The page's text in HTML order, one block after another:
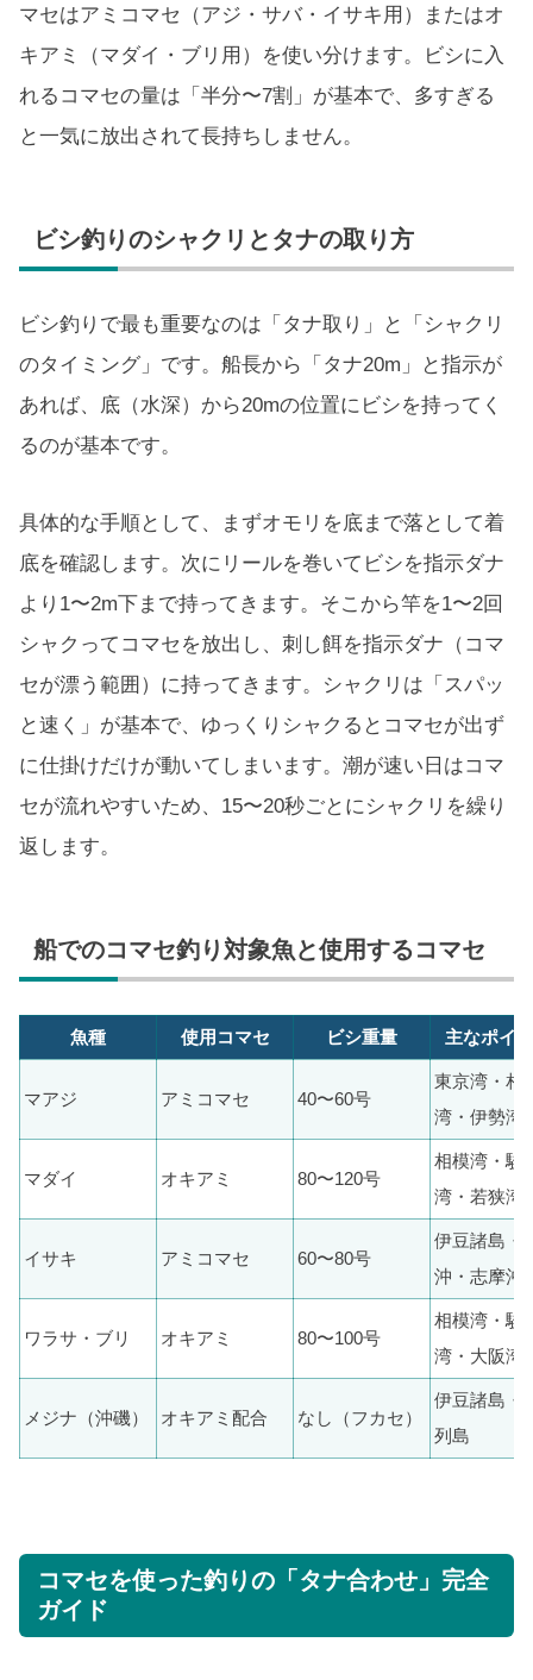
マセはアミコマセ（アジ・サバ・イサキ用）またはオ
キアミ（マダイ・ブリ用）を使い分けます。ビシに入
れるコマセの量は「半分〜7割」が基本で、多すぎる
と一気に放出されて長持ちしません。
ビシ釣りのシャクリとタナの取り方
ビシ釣りで最も重要なのは「タナ取り」と「シャクリ
のタイミング」です。船長から「タナ20m」と指示が
あれば、底（水深）から20mの位置にビシを持ってく
るのが基本です。
具体的な手順として、まずオモリを底まで落として着
底を確認します。次にリールを巻いてビシを指示ダナ
より1〜2m下まで持ってきます。そこから竿を1〜2回
シャクってコマセを放出し、刺し餌を指示ダナ（コマ
セが漂う範囲）に持ってきます。シャクリは「スパッ
と速く」が基本で、ゆっくりシャクるとコマセが出ず
に仕掛けだけが動いてしまいます。潮が速い日はコマ
セが流れやすいため、15〜20秒ごとにシャクリを繰り
返します。
船でのコマセ釣り対象魚と使用するコマセ
魚種 使用コマセ ビシ重量 主なポイ
マアジ アミコマセ 40〜60号
東京湾・相
湾・伊勢湾
マダイ オキアミ 80〜120号
相模湾・駿
湾・若狭湾
イサキ アミコマセ 60〜80号
伊豆諸島・
沖・志摩沖
ワラサ・ブリ オキアミ 80〜100号
相模湾・駿
湾・大阪湾
メジナ（沖磯） オキアミ配合 なし（フカセ）
伊豆諸島・
列島
コマセを使った釣りの「タナ合わせ」完全
ガイド